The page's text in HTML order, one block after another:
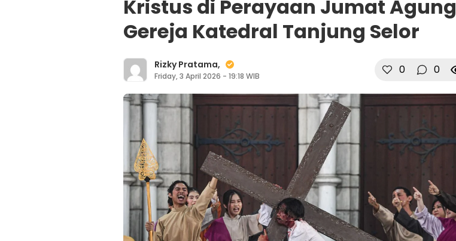
Kristus di Perayaan Jumat Agung
Gereja Katedral Tanjung Selor
Rizky Pratama,
Friday, 3 April 2026 - 19:18 WIB 0 0